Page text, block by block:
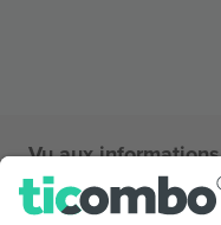
Vu aux informations